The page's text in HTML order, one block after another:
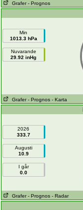
Grafer - Prognos
Min
1013.3 hPa
Nuvarande
29.92 inHg
Grafer - Prognos - Karta
2026
333.7
Augusti
10.9
I går
0.0
Grafer - Prognos - Radar